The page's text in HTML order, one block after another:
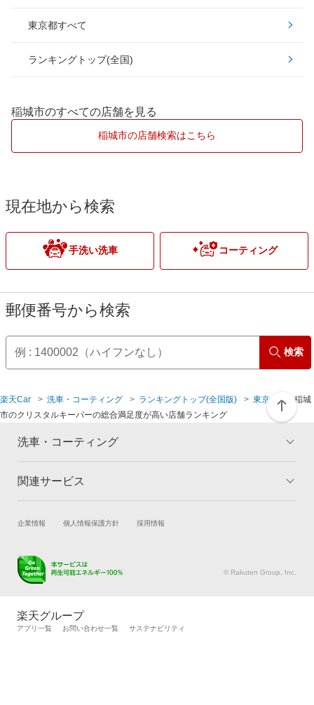
EXキーパー
板橋区
江戸川区
江東区
品川区
新宿区
杉並区
墨田区
世田谷区
台東区
文京区
港区
昭島市
あきる野市
立川市
多摩市
西東京市
八王子市
羽村市
東久留米市
東村山市
町田市
三鷹市
東京都すべて
ランキングトップ(全国)
稲城市のすべての店舗を見る
稲城市の店舗検索はこちら
現在地から検索
手洗い洗車 コーティング
郵便番号から検索
検索
楽天Car 洗車・コーティング ランキングトップ(全国版) 東京都
稲城
市のクリスタルキーパーの総合満足度が高い店舗ランキング
洗車・コーティング
トップ
コーティングとは コーティング診断
よくある質問
関連サービス
試乗・商談 新車購入
キズ修理予約
メンテナンス管理
タイヤ交換サービス
自動車カタログ 自動車保険
企業情報 個人情報保護方針 採用情報
© Rakuten Group, Inc.
楽天グループ
アプリ一覧 お問い合わせ一覧 サステナビリティ